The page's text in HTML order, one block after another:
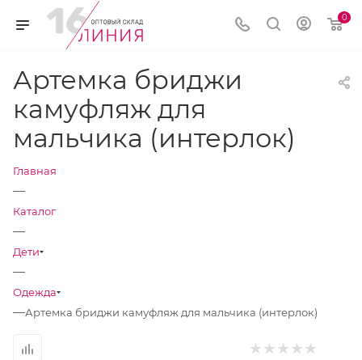
0
Артемка бриджи
камуфляж для
мальчика (интерлок)
Главная
—
Каталог
—
Дети
—
Одежда
—Артемка бриджи камуфляж для мальчика (интерлок)